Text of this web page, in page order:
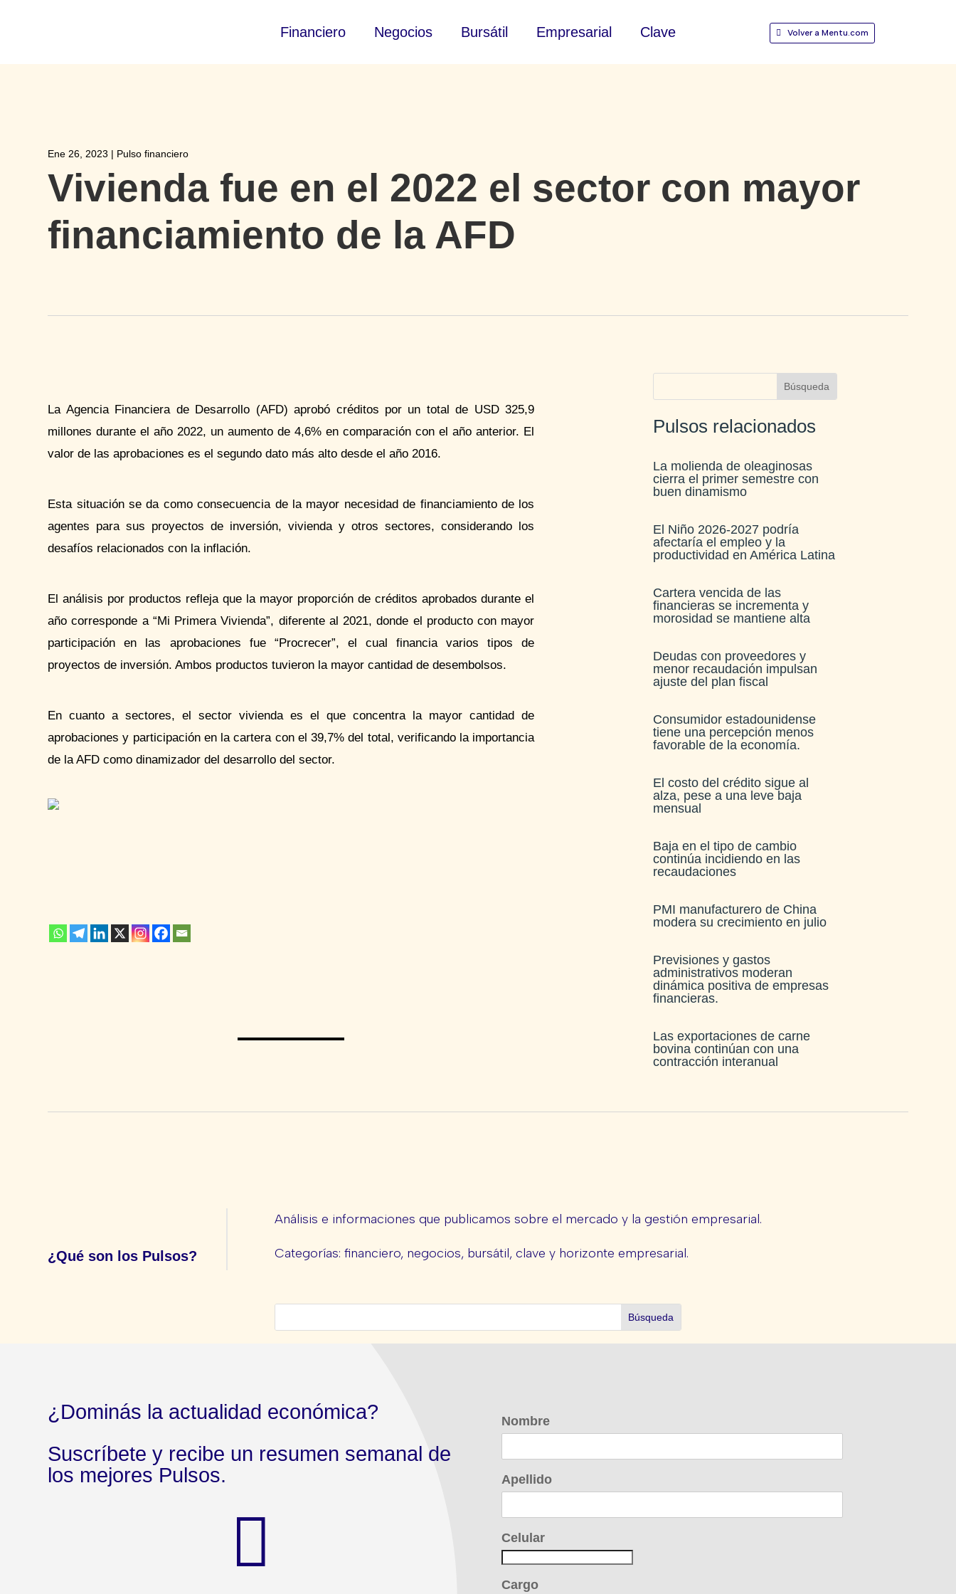
Financiero Negocios Bursátil Empresarial Clave Volver a Mentu.com
Ene 26, 2023 | Pulso financiero
Vivienda fue en el 2022 el sector con mayor
financiamiento de la AFD
La Agencia Financiera de Desarrollo (AFD) aprobó créditos por un total de USD 325,9
millones durante el año 2022, un aumento de 4,6% en comparación con el año anterior. El
valor de las aprobaciones es el segundo dato más alto desde el año 2016.
Esta situación se da como consecuencia de la mayor necesidad de financiamiento de los
agentes para sus proyectos de inversión, vivienda y otros sectores, considerando los
desafíos relacionados con la inflación.
El análisis por productos refleja que la mayor proporción de créditos aprobados durante el
año corresponde a “Mi Primera Vivienda”, diferente al 2021, donde el producto con mayor
participación en las aprobaciones fue “Procrecer”, el cual financia varios tipos de
proyectos de inversión. Ambos productos tuvieron la mayor cantidad de desembolsos.
En cuanto a sectores, el sector vivienda es el que concentra la mayor cantidad de
aprobaciones y participación en la cartera con el 39,7% del total, verificando la importancia
de la AFD como dinamizador del desarrollo del sector.
Pulsos relacionados
La molienda de oleaginosas
cierra el primer semestre con
buen dinamismo​
El Niño 2026-2027 podría
afectaría el empleo y la
productividad en América Latina​
Cartera vencida de las
financieras se incrementa y
morosidad se mantiene alta​
Deudas con proveedores y
menor recaudación impulsan
ajuste del plan fiscal​
Consumidor estadounidense
tiene una percepción menos
favorable de la economía​.
El costo del crédito sigue al
alza, pese a una leve baja
mensual​
Baja en el tipo de cambio
continúa incidiendo en las
recaudaciones​
PMI manufacturero de China
modera su crecimiento en julio​
Previsiones y gastos
administrativos moderan
dinámica positiva de empresas
financieras​.
Las exportaciones de carne
bovina continúan con una
contracción interanual
¿Qué son los Pulsos?
Análisis e informaciones que publicamos sobre el mercado y la gestión empresarial.
Categorías: financiero, negocios, bursátil, clave y horizonte empresarial.
¿Dominás la actualidad económica?
Suscríbete y recibe un resumen semanal de
los mejores Pulsos.

Nombre
Apellido
Celular
Cargo